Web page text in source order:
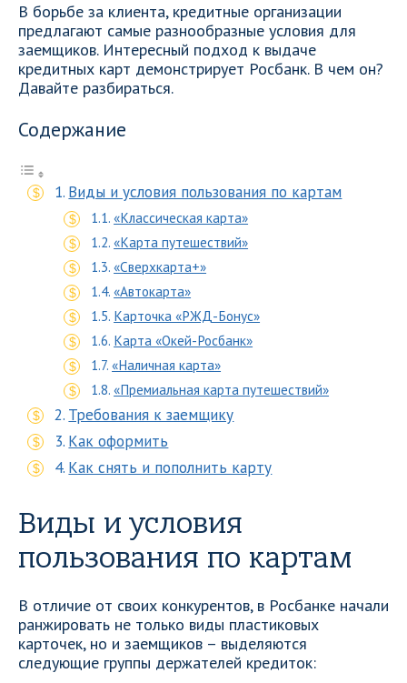
В борьбе за клиента, кредитные организации
предлагают самые разнообразные условия для
заемщиков. Интересный подход к выдаче
кредитных карт демонстрирует Росбанк. В чем он?
Давайте разбираться.
Содержание
Виды и условия пользования по картам
«Классическая карта»
«Карта путешествий»
«Сверхкарта+»
«Автокарта»
Карточка «РЖД-Бонус»
Карта «Окей-Росбанк»
«Наличная карта»
«Премиальная карта путешествий»
Требования к заемщику
Как оформить
Как снять и пополнить карту
Виды и условия
пользования по картам
В отличие от своих конкурентов, в Росбанке начали
ранжировать не только виды пластиковых
карточек, но и заемщиков – выделяются
следующие группы держателей кредиток: